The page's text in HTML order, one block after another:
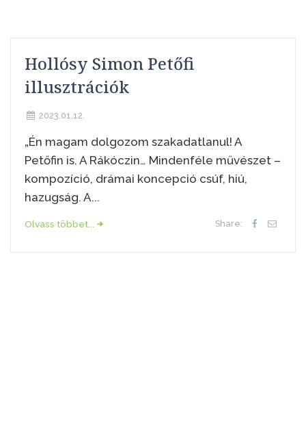
Hollósy Simon Petőfi
illusztrációk
2023.01.12.
„Én magam dolgozom szakadatlanul! A
Petőfin is. A Rákóczin… Mindenféle művészet –
kompozíció, drámai koncepció csúf, hiú,
hazugság. A...
Olvass többet... Share: